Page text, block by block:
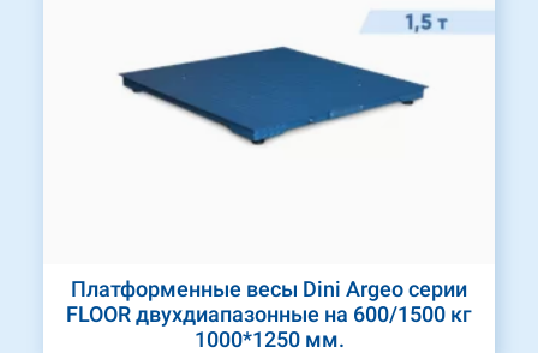
Платформенные весы Dini Argeo серии
FLOOR двухдиапазонные на 600/1500 кг
1000*1250 мм.